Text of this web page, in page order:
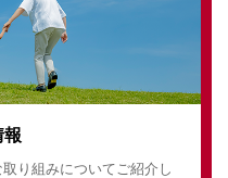
報
り組みについてご紹介し